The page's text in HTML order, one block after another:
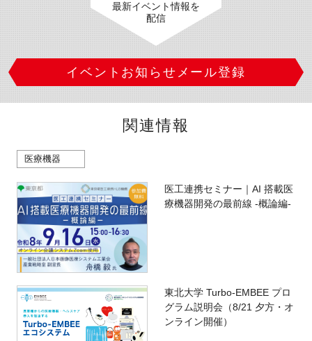
最新イベント情報を
配信
イベントお知らせメール登録
関連情報
医療機器
医工連携セミナー｜AI 搭載医
療機器開発の最前線 -概論編-
東北大学 Turbo-EMBEE プロ
グラム説明会（8/21 夕方・オ
ンライン開催）